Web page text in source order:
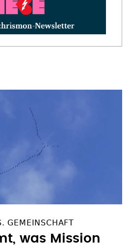
GEMEINSCHAFT
was Mission